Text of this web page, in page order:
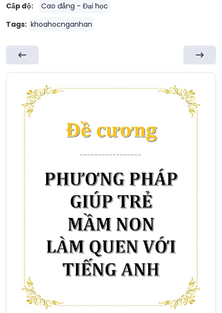
Cấp độ:
Cao đẳng - Đại học
Tags: khoahocnganhan